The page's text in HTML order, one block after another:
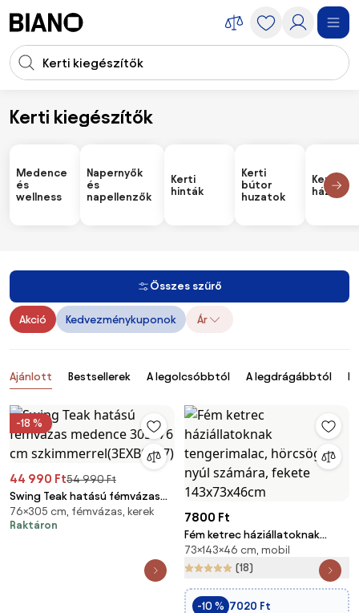
Keresési bevitel
Kerti kiegészítők
Kiegészítők Kerti kiegészítők
Medence
és
wellness
Napernyők
és
napellenzők
Kerti
hinták
Kerti
bútor
huzatok
Kerti
házak
Összes szűrő
Akció Kedvezménykuponok Ár
Termékek
Ajánlott Bestsellerek A legolcsóbbtól A legdrágábbtól
-18 %
44 990 Ft54 990 Ft
Swing Teak hatású fémvázas
medence 305*76 cm
szkimmerrel(3EXB0647)
76×305 cm, fémvázas, kerek
Raktáron
7800 Ft
Fém ketrec háziállatoknak
tengerimalac, hörcsög, nyúl
számára, fekete 143x73x46cm
73×143×46 cm, mobil
(18)
-10 % 7020 Ft